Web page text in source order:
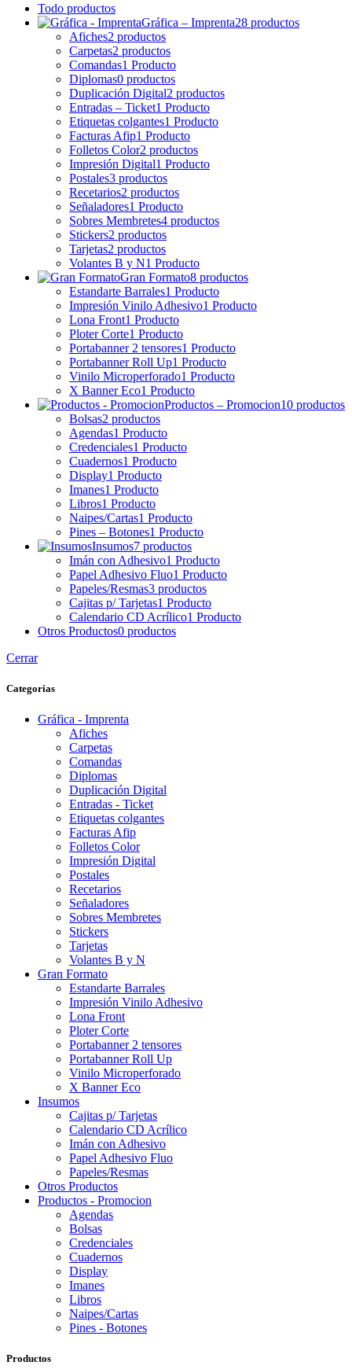
Todo productos
Gráfica – Imprenta28 productos
Afiches2 productos
Carpetas2 productos
Comandas1 Producto
Diplomas0 productos
Duplicación Digital2 productos
Entradas – Ticket1 Producto
Etiquetas colgantes1 Producto
Facturas Afip1 Producto
Folletos Color2 productos
Impresión Digital1 Producto
Postales3 productos
Recetarios2 productos
Señaladores1 Producto
Sobres Membretes4 productos
Stickers2 productos
Tarjetas2 productos
Volantes B y N1 Producto
Gran Formato8 productos
Estandarte Barrales1 Producto
Impresión Vinilo Adhesivo1 Producto
Lona Front1 Producto
Ploter Corte1 Producto
Portabanner 2 tensores1 Producto
Portabanner Roll Up1 Producto
Vinilo Microperforado1 Producto
X Banner Eco1 Producto
Productos – Promocion10 productos
Bolsas2 productos
Agendas1 Producto
Credenciales1 Producto
Cuadernos1 Producto
Display1 Producto
Imanes1 Producto
Libros1 Producto
Naipes/Cartas1 Producto
Pines – Botones1 Producto
Insumos7 productos
Imán con Adhesivo1 Producto
Papel Adhesivo Fluo1 Producto
Papeles/Resmas3 productos
Cajitas p/ Tarjetas1 Producto
Calendario CD Acrílico1 Producto
Otros Productos0 productos
Cerrar
Categorias
Gráfica - Imprenta
Afiches
Carpetas
Comandas
Diplomas
Duplicación Digital
Entradas - Ticket
Etiquetas colgantes
Facturas Afip
Folletos Color
Impresión Digital
Postales
Recetarios
Señaladores
Sobres Membretes
Stickers
Tarjetas
Volantes B y N
Gran Formato
Estandarte Barrales
Impresión Vinilo Adhesivo
Lona Front
Ploter Corte
Portabanner 2 tensores
Portabanner Roll Up
Vinilo Microperforado
X Banner Eco
Insumos
Cajitas p/ Tarjetas
Calendario CD Acrílico
Imán con Adhesivo
Papel Adhesivo Fluo
Papeles/Resmas
Otros Productos
Productos - Promocion
Agendas
Bolsas
Credenciales
Cuadernos
Display
Imanes
Libros
Naipes/Cartas
Pines - Botones
Productos